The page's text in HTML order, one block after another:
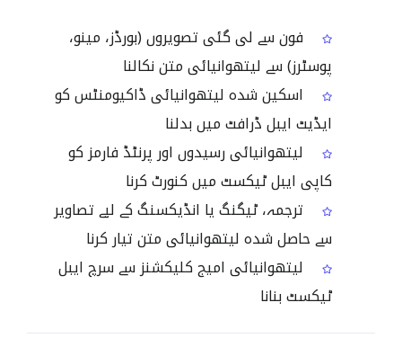
فون سے لی گئی تصویروں (بورڈز، مینو،
پوسٹرز) سے لیتھوانیائی متن نکالنا
اسکین شدہ لیتھوانیائی ڈاکیومنٹس کو
ایڈیٹ ایبل ڈرافٹ میں بدلنا
لیتھوانیائی رسیدوں اور پرنٹڈ فارمز کو
کاپی ایبل ٹیکسٹ میں کنورٹ کرنا
ترجمہ، ٹیگنگ یا انڈیکسنگ کے لیے تصاویر
سے حاصل شدہ لیتھوانیائی متن تیار کرنا
لیتھوانیائی امیج کلیکشنز سے سرچ ایبل
ٹیکسٹ بنانا